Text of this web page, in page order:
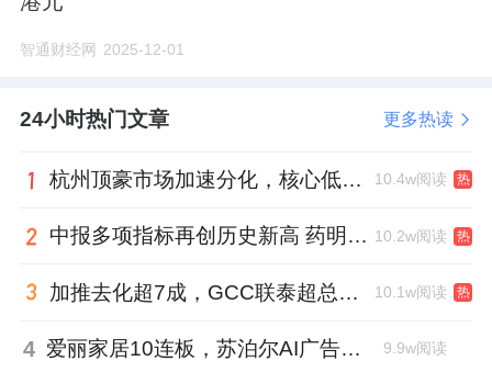
智通财经网 2025-12-01
24小时热门文章 更多热读
杭州顶豪市场加速分化，核心低密资产迎来价值兑现 10.4w阅读 热
中报多项指标再创历史新高 药明康德将高质量发展成果“分发”到位 10.2w阅读 热
加推去化超7成，GCC联泰超总湾再次引爆深圳顶豪市场认购热潮 10.1w阅读 热
4 爱丽家居10连板，苏泊尔AI广告翻车，居然之家首单REITs获批丨家居周记 9.9w阅读